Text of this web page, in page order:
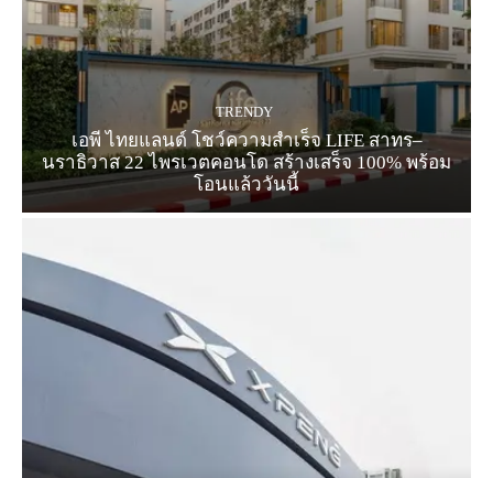
TRENDY
เอพี ไทยแลนด์ โชว์ความสำเร็จ LIFE สาทร–
นราธิวาส 22 ไพรเวตคอนโด สร้างเสร็จ 100% พร้อม
โอนแล้ววันนี้